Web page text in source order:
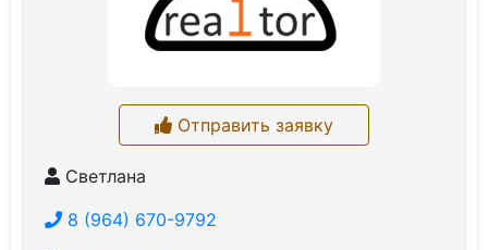
Отправить заявку
Светлана
8 (964) 670-9792